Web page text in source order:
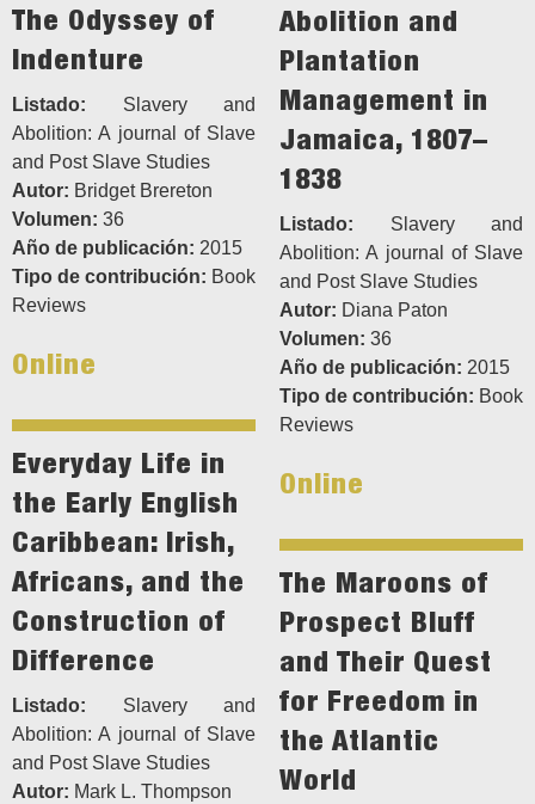
The Odyssey of
Indenture
Listado: Slavery and
Abolition: A journal of Slave
and Post Slave Studies
Autor: Bridget Brereton
Volumen: 36
Año de publicación: 2015
Tipo de contribución: Book
Reviews
Online
Abolition and
Plantation
Management in
Jamaica, 1807–
1838
Listado: Slavery and
Abolition: A journal of Slave
and Post Slave Studies
Autor: Diana Paton
Volumen: 36
Año de publicación: 2015
Tipo de contribución: Book
Reviews
Online
Everyday Life in
the Early English
Caribbean: Irish,
Africans, and the
Construction of
Difference
Listado: Slavery and
Abolition: A journal of Slave
and Post Slave Studies
Autor: Mark L. Thompson
The Maroons of
Prospect Bluff
and Their Quest
for Freedom in
the Atlantic
World